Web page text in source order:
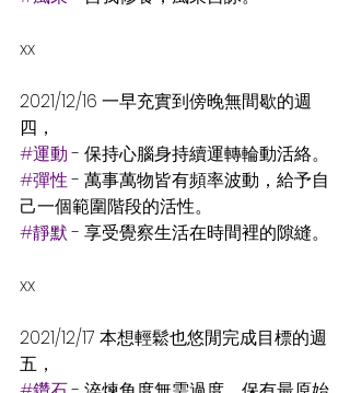
xx
2021/12/16 一早充實到傍晚無間歇的週
四，
#運動 - 保持心腦身持續運轉輪動活絡。
#彈性 - 萬事萬物皆有頻率波動，給予自
己一個範圍階段的活性。
#靜默 - 享受覺察生活在時間裡的隙縫。
xx
2021/12/17 本想輕鬆也悠閒完成目標的週
五，